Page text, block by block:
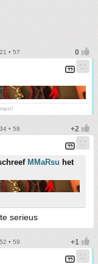
• 57
• 58
MMaRsu het
serieus
• 59